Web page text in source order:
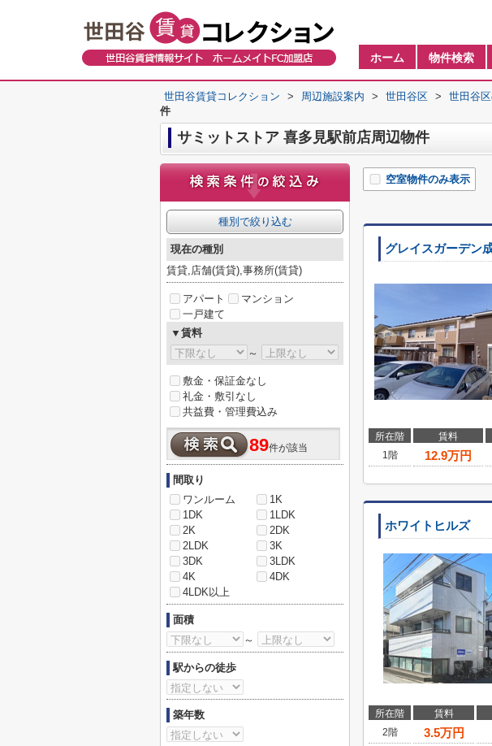
ホーム 物件検索
世田谷賃貸コレクション > 周辺施設案内 > 世田谷区 > 世田谷
件
サミットストア 喜多見駅前店周辺物件
空室物件のみ表示
グレイスガーデン
所在階 賃料
1階
12.9万円
ホワイトヒルズ
所在階 賃料
2階
3.5万円
種別で絞り込む
現在の種別
賃貸,店舗(賃貸),事務所(賃貸)
アパート
マンション
一戸建て
▼賃料
～
敷金・保証金なし
礼金・敷引なし
共益費・管理費込み
89件が該当
間取り
ワンルーム
1K
1DK
1LDK
2K
2DK
2LDK
3K
3DK
3LDK
4K
4DK
4LDK以上
面積
～
駅からの徒歩
築年数